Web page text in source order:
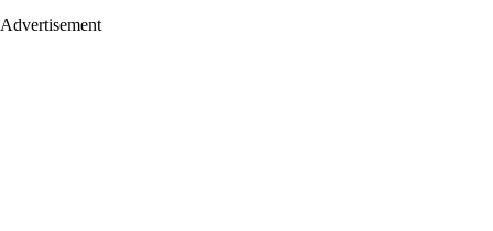
Advertisement